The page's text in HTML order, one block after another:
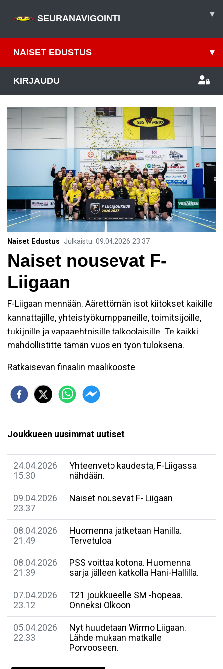
SEURANAVIGOINTI ▾
NAISET EDUSTUS ▾
KIRJAUDU
Naiset Edustus Julkaistu: 09.04.2026 23.37
Naiset nousevat F-
Liigaan
F-Liigaan mennään. Äärettömän isot kiitokset kaikille
kannattajille, yhteistyökumppaneille, toimitsijoille,
tukijoille ja vapaaehtoisille talkoolaisille. Te kaikki
mahdollistitte tämän vuosien työn tuloksena.
Ratkaisevan finaalin maalikooste
Joukkueen uusimmat uutiset
24.04.2026
15.30
Yhteenveto kaudesta, F-Liigassa
nähdään.
09.04.2026
23.37
Naiset nousevat F- Liigaan
08.04.2026
21.49
Huomenna jatketaan Hanilla.
Tervetuloa
08.04.2026
21.39
PSS voittaa kotona. Huomenna
sarja jälleen katkolla Hani-Hallilla.
07.04.2026
23.12
T21 joukkueelle SM -hopeaa.
Onneksi Olkoon
05.04.2026
22.33
Nyt huudetaan Wirmo Liigaan.
Lähde mukaan matkalle
Porvooseen.